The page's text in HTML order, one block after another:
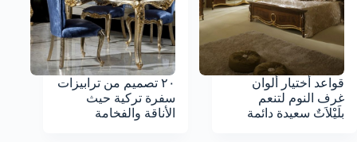
قواعد أختيار ألوان
غرف النوم لتنعم
بلَيْلاَتٌ سعيدة دائمة
٢٠ تصميم من ترابيزات
سفرة تركية حيث
الأناقة والفخامة